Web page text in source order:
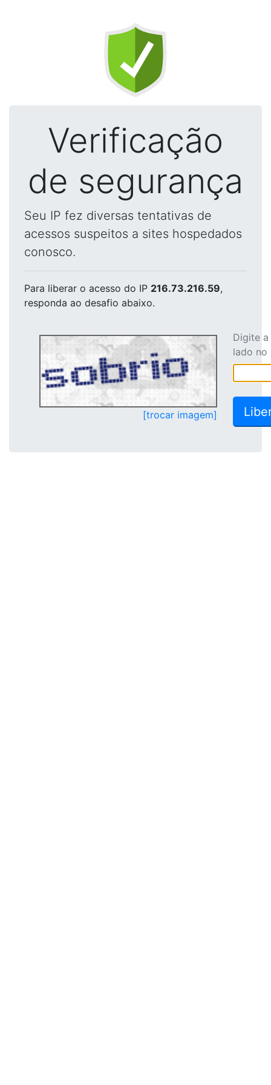
Verificação
de segurança
Seu IP fez diversas tentativas de
acessos suspeitos a sites hospedados
conosco.
Para liberar o acesso do IP 216.73.216.59,
responda ao desafio abaixo.
[trocar imagem]
Digite
lado no